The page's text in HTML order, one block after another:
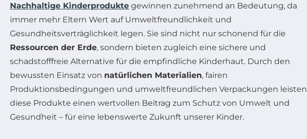
Nachhaltige Kinderprodukte gewinnen zunehmend an Bedeutung, da
immer mehr Eltern Wert auf Umweltfreundlichkeit und
Gesundheitsverträglichkeit legen. Sie sind nicht nur schonend für die
Ressourcen der Erde, sondern bieten zugleich eine sichere und
schadstofffreie Alternative für die empfindliche Kinderhaut. Durch den
bewussten Einsatz von natürlichen Materialien, fairen
Produktionsbedingungen und umweltfreundlichen Verpackungen leisten
diese Produkte einen wertvollen Beitrag zum Schutz von Umwelt und
Gesundheit – für eine lebenswerte Zukunft unserer Kinder.